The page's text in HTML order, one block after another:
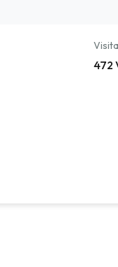
472